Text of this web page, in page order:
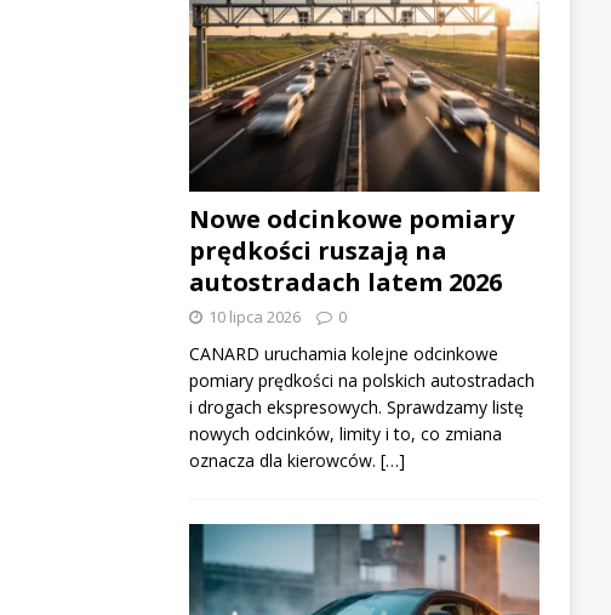
Nowe odcinkowe pomiary
prędkości ruszają na
autostradach latem 2026
10 lipca 2026 0
CANARD uruchamia kolejne odcinkowe
pomiary prędkości na polskich autostradach
i drogach ekspresowych. Sprawdzamy listę
nowych odcinków, limity i to, co zmiana
oznacza dla kierowców. […]